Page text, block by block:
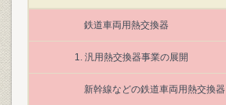
鉄道車両用熱交換器
1. 汎用熱交換器事業の展開
新幹線などの鉄道車両用熱交換器